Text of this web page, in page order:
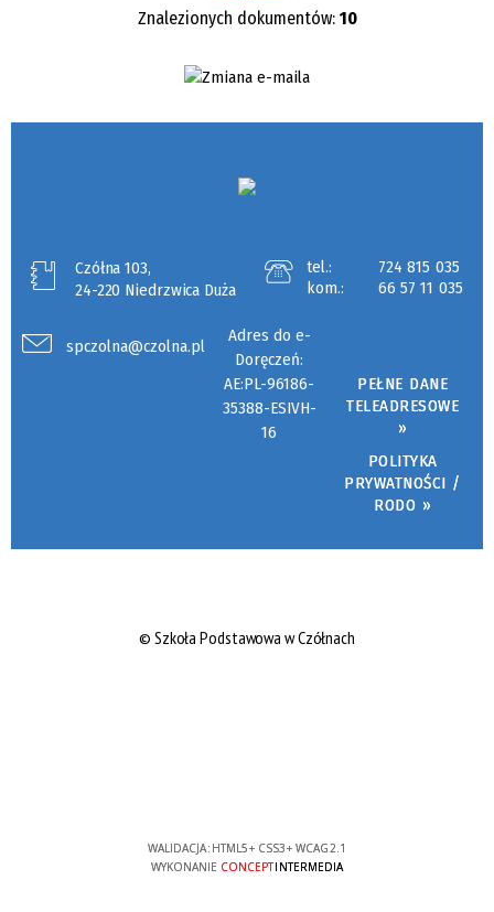
Znalezionych dokumentów: 10
Czółna 103,
24-220 Niedrzwica Duża
tel.:
724 815 035
kom.:
66 57 11 035
spczolna@czolna.pl
Adres do e-
Doręczeń:
AE:PL-96186-
35388-ESIVH-
16
PEŁNE DANE
TELEADRESOWE
»
POLITYKA
PRYWATNOŚCI /
RODO »
© Szkoła Podstawowa w Czółnach
WALIDACJA: HTML5+ CSS3+ WCAG 2.1
WYKONANIE CONCEPTINTERMEDIA